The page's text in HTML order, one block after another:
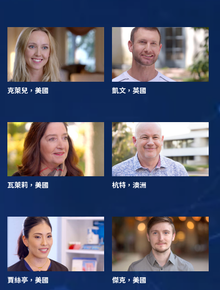
克萊兒，美國 凱文，英國
瓦萊莉，美國 杭特，澳洲
賈絲亭，美國 傑克，美國